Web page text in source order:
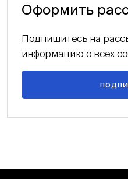
Оформить
Подпишитесь на
информацию о всех